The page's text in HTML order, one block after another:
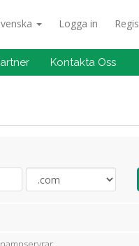
Logga in
Kontakta Oss